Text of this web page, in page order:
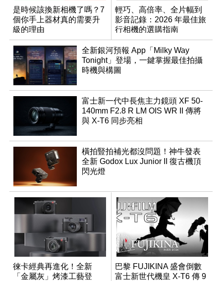
是時候該換新相機了嗎？7
個你手上器材真的需要升
級的理由
輕巧、高倍率、全片幅到
影音記錄：2026 年最佳旅
行相機的選購指南
全新銀河預報 App「Milky Way
Tonight」登場，一鍵掌握最佳拍攝
時機與構圖
富士新一代中長焦主力鏡頭 XF 50-
140mm F2.8 R LM OIS WR II 傳將
與 X-T6 同步亮相
橫拍豎拍補光都沒問題！神牛發表
全新 Godox Lux Junior II 復古機頂
閃光燈
徠卡經典再進化！全新
「金屬灰」烤漆工藝登
巴黎 FUJIKINA 盛會倒數
富士新世代機皇 X-T6 傳 9